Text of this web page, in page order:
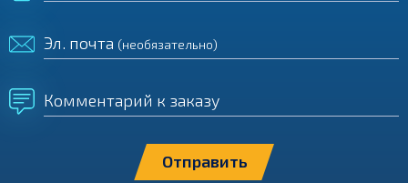
Эл. почта (необязательно)
Комментарий к заказу